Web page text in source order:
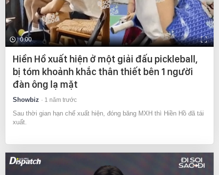
0:00
Hiền Hồ xuất hiện ở một giải đấu pickleball,
bị tóm khoảnh khắc thân thiết bên 1 người
đàn ông lạ mặt
Showbiz 1 năm trước
Sau thời gian hạn chế xuất hiện, đóng băng MXH thì Hiền Hồ đã tái
xuất.